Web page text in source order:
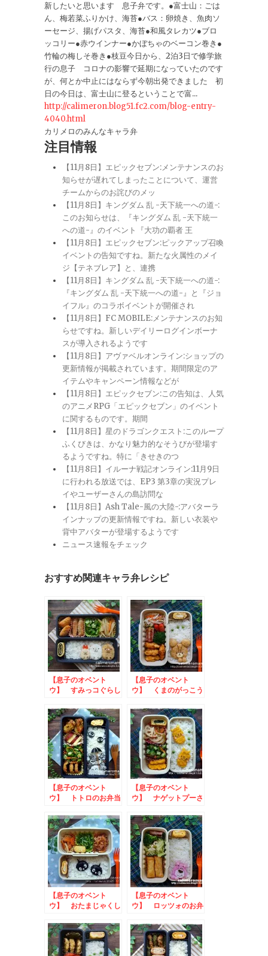
新したいと思います 息子弁です。●富士山：ごは
ん、梅若菜ふりかけ、海苔●バス：卵焼き、魚肉ソ
ーセージ、揚げパスタ、海苔●和風タレカツ●ブロ
ッコリー●赤ウインナー●かぼちゃのベーコン巻き●
竹輪の梅しそ巻き●枝豆今日から、2泊3日で修学旅
行の息子 コロナの影響で延期になっていたのです
が、何とか中止にはならず今朝出発できました 初
日の今日は、富士山に登るということで富...
http://calimeron.blog51.fc2.com/blog-entry-
4040.html
カリメロのみんなキャラ弁
注目情報
【11月8日】エピックセブン:メンテナンスのお
知らせが遅れてしまったことについて、運営
チームからのお詫びのメッ
【11月8日】キングダム 乱 -天下統一への道-:
このお知らせは、『キングダム 乱 -天下統一
への道-』のイベント『大功の覇者 王
【11月8日】エピックセブン:ピックアップ召喚
イベントの告知ですね。新たな火属性のメイ
ジ【テネブレア】と、連携
【11月8日】キングダム 乱 -天下統一への道-:
『キングダム 乱 -天下統一への道-』と『ジョ
イフル』のコラボイベントが開催され
【11月8日】FC MOBILE:メンテナンスのお知
らせですね。新しいデイリーログインボーナ
スが導入されるようです
【11月8日】アヴァベルオンライン:ショップの
更新情報が掲載されています。期間限定のア
イテムやキャンペーン情報などが
【11月8日】エピックセブン:この告知は、人気
のアニメRPG「エピックセブン」のイベント
に関するものです。期間
【11月8日】星のドラゴンクエスト:このループ
ふくびきは、かなり魅力的なそうびが登場す
るようですね。特に「きせきのつ
【11月8日】イルーナ戦記オンライン:11月9日
に行われる放送では、EP3 第3章の実況プレ
イやユーザーさんの島訪問な
【11月8日】Ash Tale-風の大陸-:アバターラ
インナップの更新情報ですね。新しい衣装や
背中アバターが登場するようです
ニュース速報をチェック
おすすめ関連キャラ弁レシピ
【息子のオベント
ウ】 すみっコぐらし
【息子のオベント
ウ】 くまのがっこう
【息子のオベント
ウ】 トトロのお弁当
【息子のオベント
ウ】 ナゲットプーさ
【息子のオベント
ウ】 おたまじゃくし
【息子のオベント
ウ】 ロッツォのお弁